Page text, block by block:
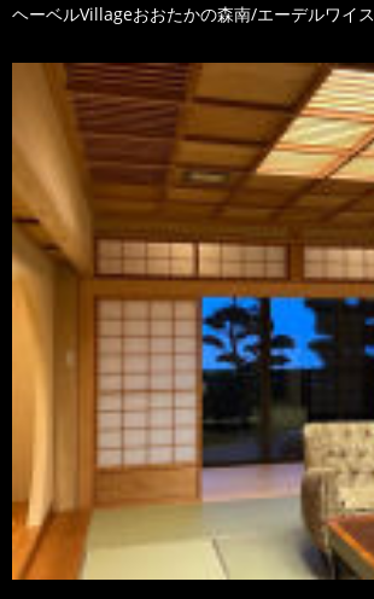
ヘーベルVillageおおたかの森南/エーデルワイス